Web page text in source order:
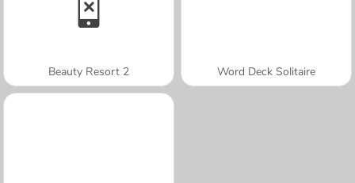
Beauty Resort 2 Word Deck Solitaire